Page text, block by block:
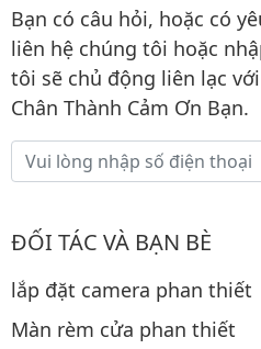
Bạn có câu hỏi, hoặc có
liên hệ chúng tôi hoặc
tôi sẽ chủ động liên lạc
Chân Thành Cảm Ơn Bạn.
ĐỐI TÁC VÀ BẠN BÈ
lắp đặt camera phan thiết
Màn rèm cửa phan thiết